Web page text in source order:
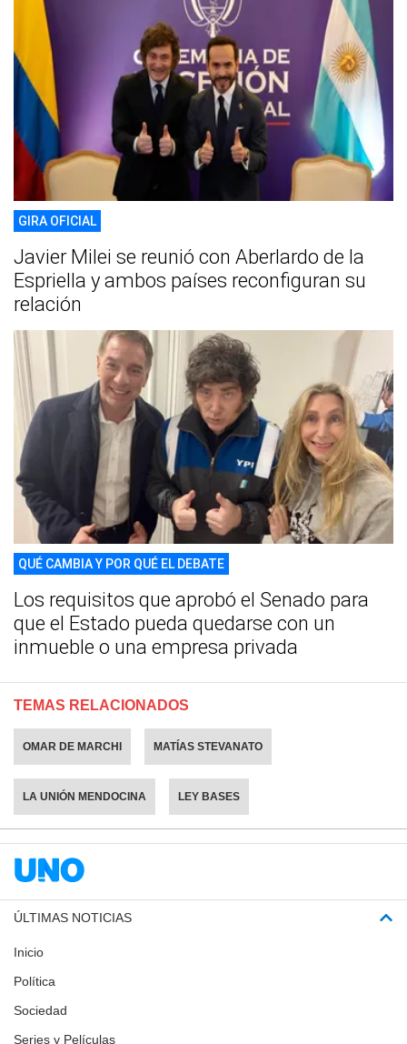
GIRA OFICIAL
Javier Milei se reunió con Aberlardo de la
Espriella y ambos países reconfiguran su
relación
QUÉ CAMBIA Y POR QUÉ EL DEBATE
Los requisitos que aprobó el Senado para
que el Estado pueda quedarse con un
inmueble o una empresa privada
TEMAS RELACIONADOS
OMAR DE MARCHI MATÍAS STEVANATO
LA UNIÓN MENDOCINA LEY BASES
ÚLTIMAS NOTICIAS
Inicio
Política
Sociedad
Series y Películas